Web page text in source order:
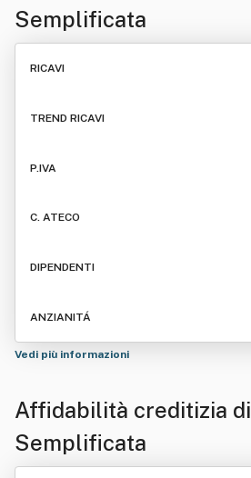
Semplificata
RICAVI
TREND RICAVI
P.IVA
C. ATECO
DIPENDENTI
ANZIANITÁ
Vedi più informazioni
Affidabilità creditizia di
Semplificata